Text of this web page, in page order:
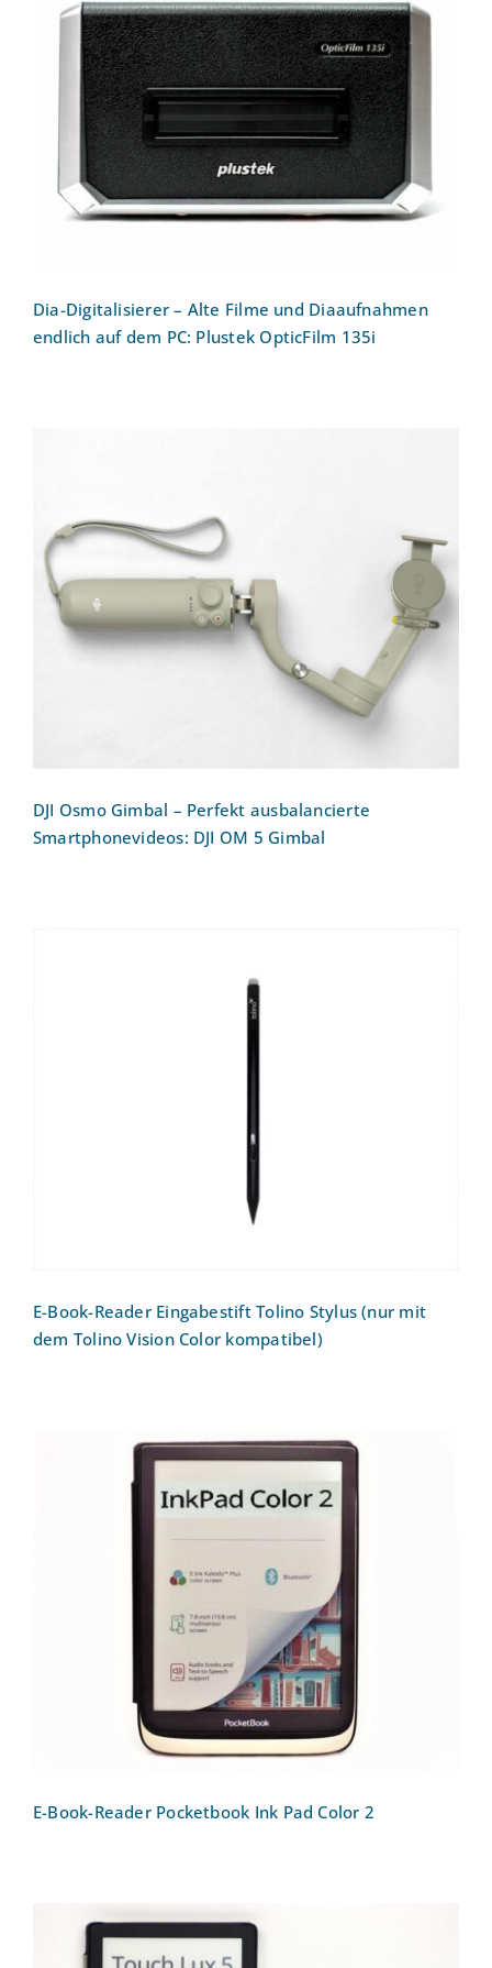
Dia-Digitalisierer – Alte Filme und
Diaaufnahmen endlich auf dem PC:
Plustek OpticFilm 135i
Dia-Digitalisierer – Alte Filme und Diaaufnahmen
endlich auf dem PC: Plustek OpticFilm 135i
DJI Osmo Gimbal – Perfekt
ausbalancierte Smartphonevideos: DJI
OM 5 Gimbal
DJI Osmo Gimbal – Perfekt ausbalancierte
Smartphonevideos: DJI OM 5 Gimbal
E-Book-Reader Eingabestift Tolino Stylus (nur mit
dem Tolino Vision Color kompatibel)
E-Book-Reader Pocketbook Ink Pad
Color 2
E-Book-Reader Pocketbook Ink Pad Color 2